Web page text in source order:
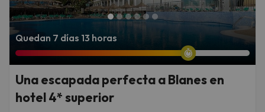
Quedan 7 días 13 horas
Una escapada perfecta a Blanes en
hotel 4* superior